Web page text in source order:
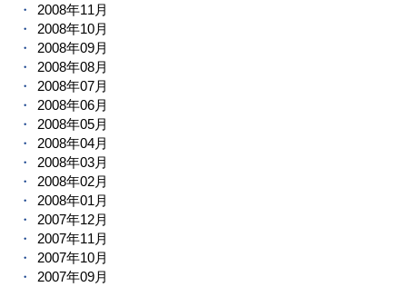
2008年11月
2008年10月
2008年09月
2008年08月
2008年07月
2008年06月
2008年05月
2008年04月
2008年03月
2008年02月
2008年01月
2007年12月
2007年11月
2007年10月
2007年09月